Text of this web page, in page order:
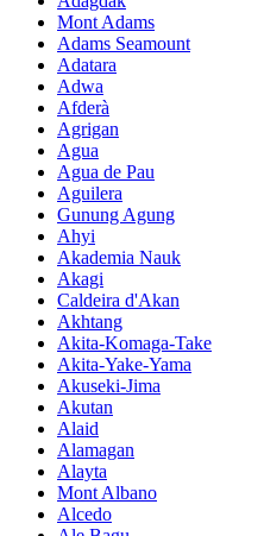
Mont Adams
Adams Seamount
Adatara
Adwa
Afderà
Agrigan
Agua
Agua de Pau
Aguilera
Gunung Agung
Ahyi
Akademia Nauk
Akagi
Caldeira d'Akan
Akhtang
Akita-Komaga-Take
Akita-Yake-Yama
Akuseki-Jima
Akutan
Alaid
Alamagan
Alayta
Mont Albano
Alcedo